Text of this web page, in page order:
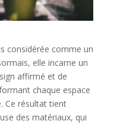
considérée comme un
elle incarne un
affirmé et de
chaque espace
Ce résultat tient
des matériaux, qui